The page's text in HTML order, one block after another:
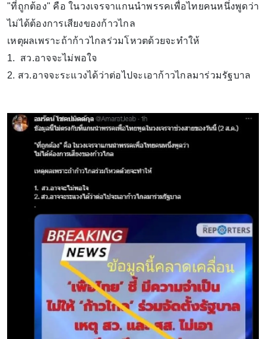
"ที่ถูกต้อง" คือ ในวงเจรจาแกนนำพรรคเพื่อไทยคนหนึ่งพูดว่า
ไม่ได้ต้องการเสียงของก้าวไกล
เหตุผลเพราะถ้าก้าวไกลร่วมโหวตด้วยจะทำให้
1. สว.อาจจะไม่พอใจ
2. สว.อาจจะระแวงได้ว่าต่อไปจะเอาก้าวไกลมาร่วมรัฐบาล